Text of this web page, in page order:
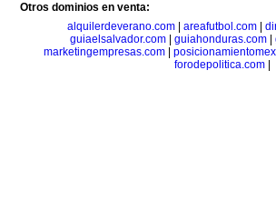
Otros dominios en venta:
alquilerdeverano.com
areafutbol.com
guiaelsalvador.com| guiahonduras.com|
marketingempresas.com
forodepolitica.com